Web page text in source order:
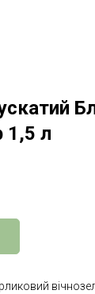
1,5 л